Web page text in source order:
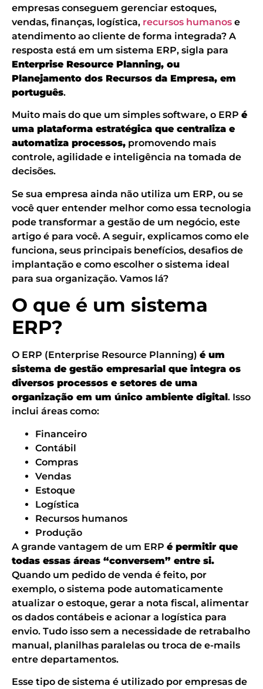
empresas conseguem gerenciar estoques,
vendas, finanças, logística, recursos humanos e
atendimento ao cliente de forma integrada? A
resposta está em um sistema ERP, sigla para
Enterprise Resource Planning, ou
Planejamento dos Recursos da Empresa, em
português.
Muito mais do que um simples software, o ERP é
uma plataforma estratégica que centraliza e
automatiza processos, promovendo mais
controle, agilidade e inteligência na tomada de
decisões.
Se sua empresa ainda não utiliza um ERP, ou se
você quer entender melhor como essa tecnologia
pode transformar a gestão de um negócio, este
artigo é para você. A seguir, explicamos como ele
funciona, seus principais benefícios, desafios de
implantação e como escolher o sistema ideal
para sua organização. Vamos lá?
O que é um sistema
ERP?
O ERP (Enterprise Resource Planning) é um
sistema de gestão empresarial que integra os
diversos processos e setores de uma
organização em um único ambiente digital. Isso
inclui áreas como:
Financeiro
Contábil
Compras
Vendas
Estoque
Logística
Recursos humanos
Produção
A grande vantagem de um ERP é permitir que
todas essas áreas “conversem” entre si.
Quando um pedido de venda é feito, por
exemplo, o sistema pode automaticamente
atualizar o estoque, gerar a nota fiscal, alimentar
os dados contábeis e acionar a logística para
envio. Tudo isso sem a necessidade de retrabalho
manual, planilhas paralelas ou troca de e-mails
entre departamentos.
Esse tipo de sistema é utilizado por empresas de